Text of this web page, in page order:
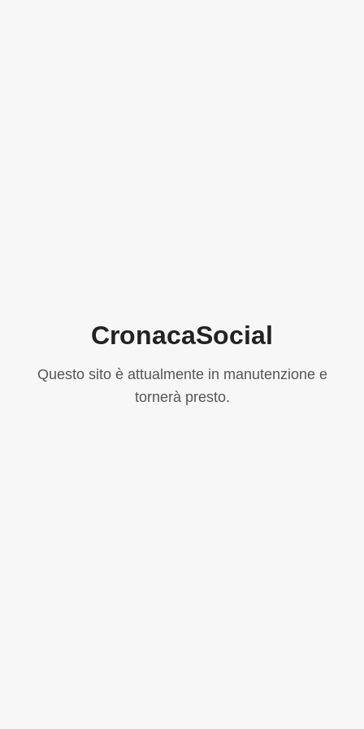
CronacaSocial
Questo sito è attualmente in manutenzione e
tornerà presto.